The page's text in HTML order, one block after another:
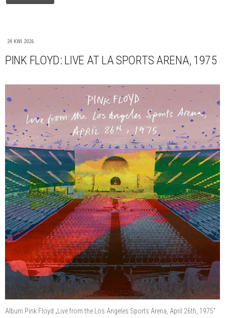
24 KWI 2026
PINK FLOYD: LIVE AT LA SPORTS ARENA, 1975
Album Pink Floyd „Live from the Los Angeles Sports Arena, April 26th, 1975”